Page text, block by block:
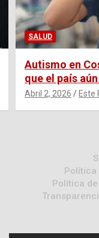
SALUD
Autismo en
que el país
Abril 2, 2026 Este
Política
Política